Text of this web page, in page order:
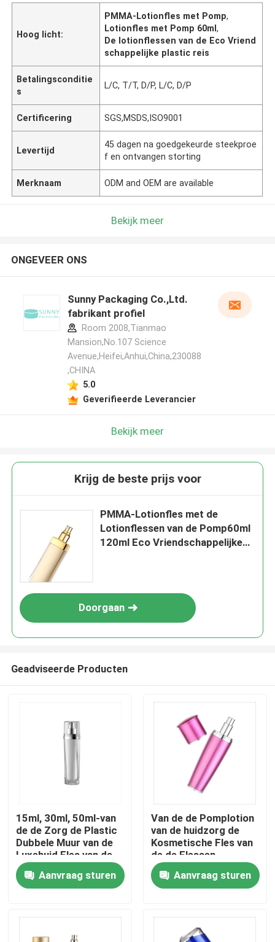
Thuis
Over ons
Hoog licht:
PMMA-Lotionfles met Pomp,
Lotionfles met Pomp 60ml,
De lotionflessen van de Eco Vriend
schappelijke plastic reis
Betalingsconditie
s
L/C, T/T, D/P, L/C, D/P
Certificering SGS,MSDS,ISO9001
Levertijd
45 dagen na goedgekeurde steekproe
f en ontvangen storting
Merknaam ODM and OEM are available
Bekijk meer
ONGEVEER ONS
Sunny Packaging Co.,Ltd.
fabrikant profiel
Room 2008,Tianmao
Mansion,No.107 Science
Avenue,Heifei,Anhui,China,230088
,CHINA
5.0
Geverifieerde Leverancier
Bekijk meer
Krijg de beste prijs voor
PMMA-Lotionfles met de
Lotionflessen van de Pomp60ml
120ml Eco Vriendschappelijke
Doorgaan
Geadviseerde Producten
15ml, 30ml, 50ml-van
de de Zorg de Plastic
Dubbele Muur van de
Luxehuid Fles van de
de Lotionpomp Acryl
Aanvraag sturen
Van de de Pomplotion
van de huidzorg de
Kosmetische Fles van
de de Flessen
Milieuvriendelijke Lege
Lotion voor
Kosmetische
Aanvraag sturen